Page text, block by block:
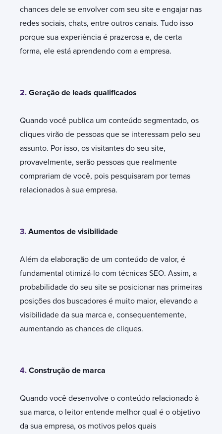
chances dele se envolver com seu site e engajar nas
redes sociais, chats, entre outros canais. Tudo isso
porque sua experiência é prazerosa e, de certa
forma, ele está aprendendo com a empresa.
2. Geração de leads qualificados
Quando você publica um conteúdo segmentado, os
cliques virão de pessoas que se interessam pelo seu
assunto. Por isso, os visitantes do seu site,
provavelmente, serão pessoas que realmente
comprariam de você, pois pesquisaram por temas
relacionados à sua empresa.
3. Aumentos de visibilidade
Além da elaboração de um conteúdo de valor, é
fundamental otimizá-lo com técnicas SEO. Assim, a
probabilidade do seu site se posicionar nas primeiras
posições dos buscadores é muito maior, elevando a
visibilidade da sua marca e, consequentemente,
aumentando as chances de cliques.
4. Construção de marca
Quando você desenvolve o conteúdo relacionado à
sua marca, o leitor entende melhor qual é o objetivo
da sua empresa, os motivos pelos quais